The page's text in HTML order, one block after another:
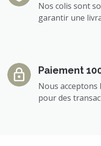
Nos colis sont
garantir une
Paiement
Nous acceptons
pour des